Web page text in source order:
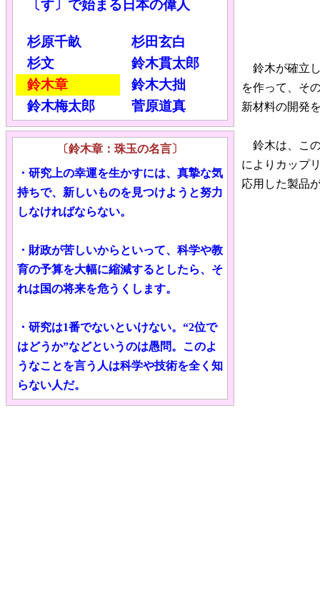
鈴木が確立
を作って、そ
新材料の開発
鈴木は、こ
によりカップ
応用した製品
〔す〕で始まる日本の偉人
杉原千畝
杉田玄白
杉文
鈴木貫太郎
鈴木章
鈴木大拙
鈴木梅太郎
菅原道真
〔鈴木章：珠玉の名言〕
・研究上の幸運を生かすには、真摯な気
持ちで、新しいものを見つけようと努力
しなければならない。
・財政が苦しいからといって、科学や教
育の予算を大幅に縮減するとしたら、そ
れは国の将来を危うくします。
・研究は1番でないといけない。“2位で
はどうか”などというのは愚問。このよ
うなことを言う人は科学や技術を全く知
らない人だ。